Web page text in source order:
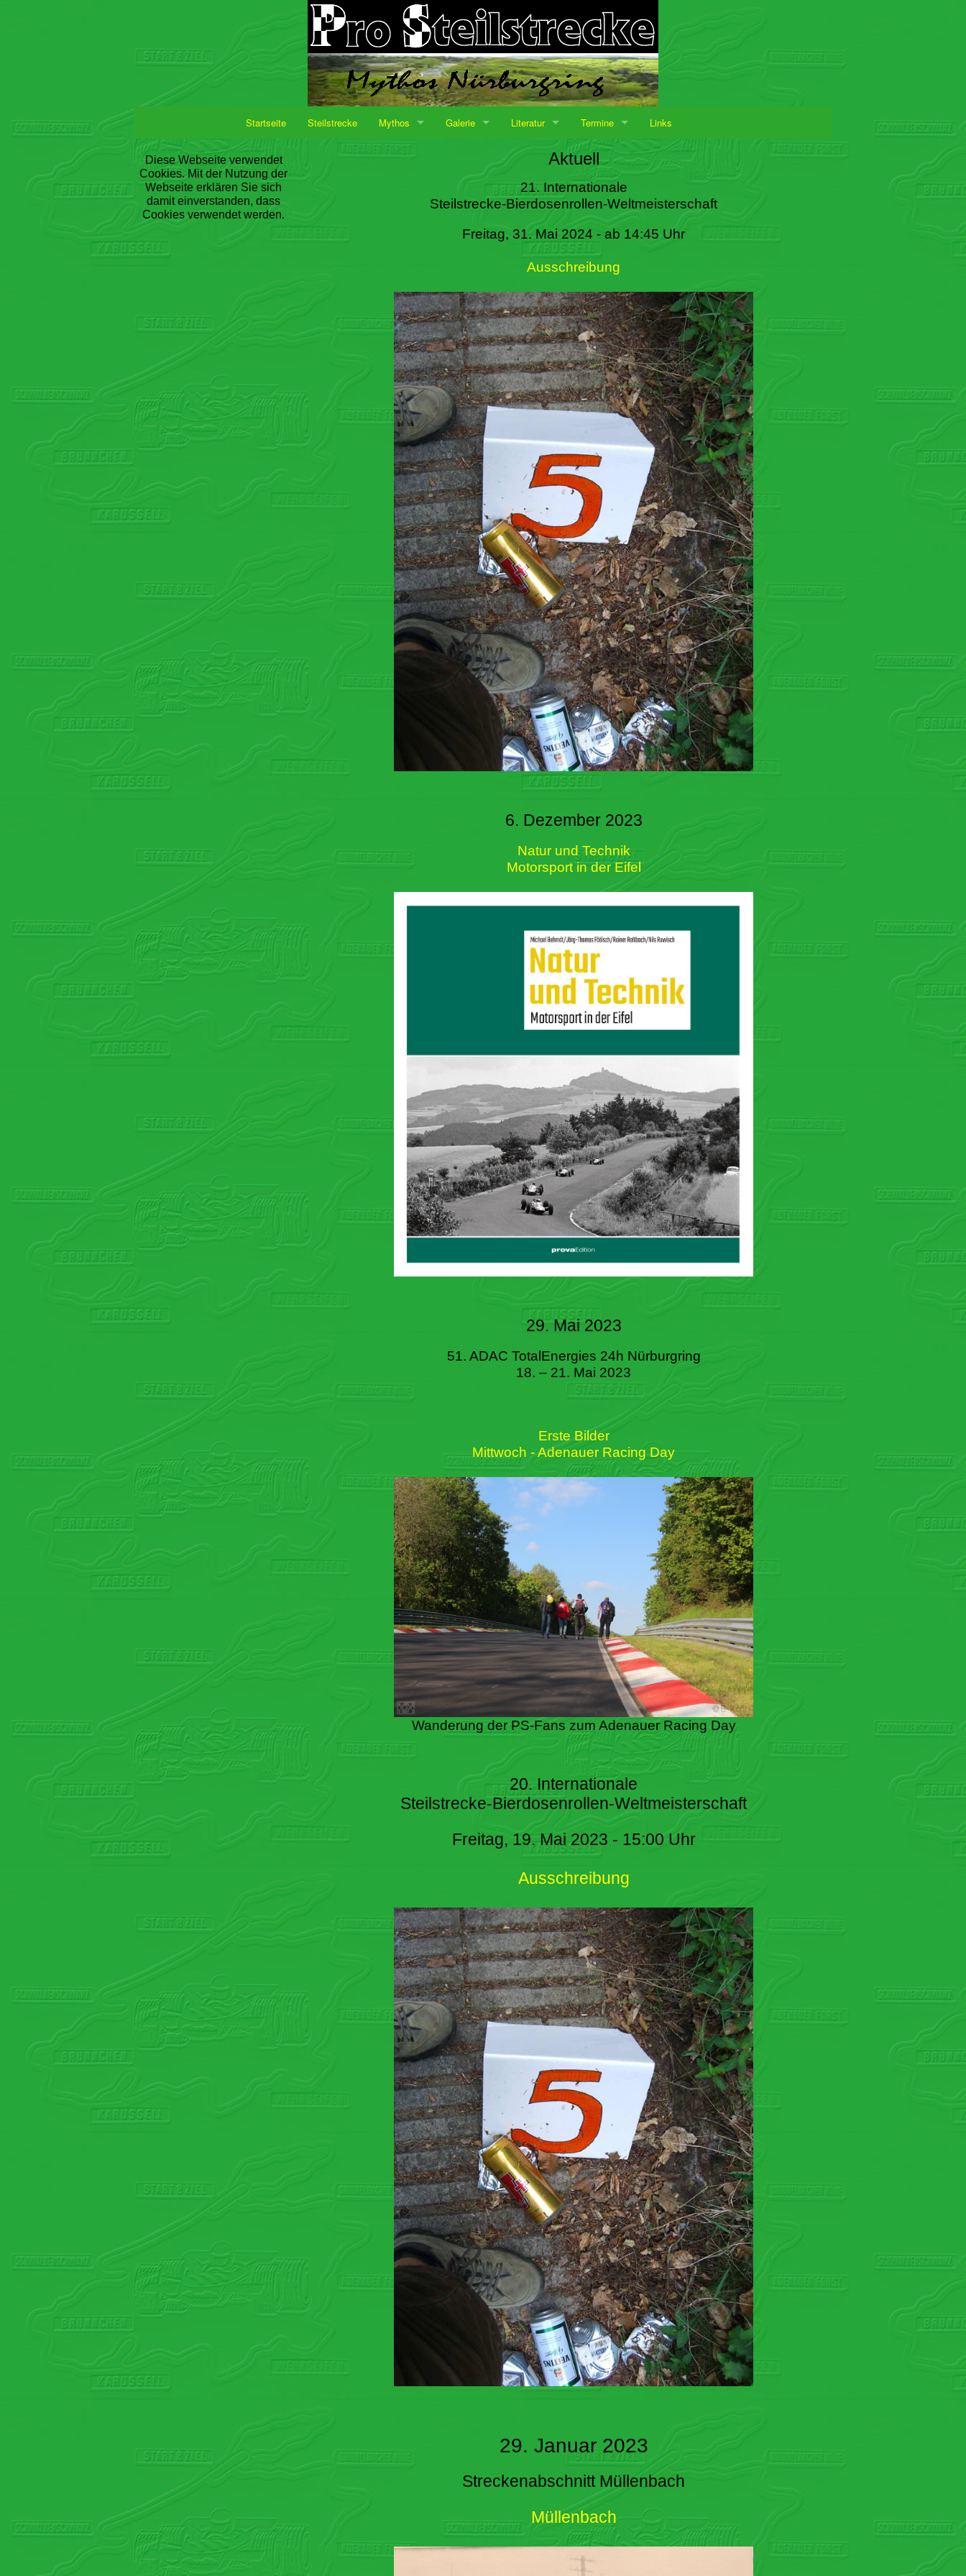
Startseite Steilstrecke Mythos Galerie Literatur Termine Links
Diese Webseite verwendet
Cookies. Mit der Nutzung der
Webseite erklären Sie sich
damit einverstanden, dass
Cookies verwendet werden.
Aktuell
21. Internationale
Steilstrecke-Bierdosenrollen-Weltmeisterschaft
Freitag, 31. Mai 2024 - ab 14:45 Uhr
Ausschreibung
6. Dezember 2023
Natur und Technik
Motorsport in der Eifel
29. Mai 2023
51. ADAC TotalEnergies 24h Nürburgring
18. – 21. Mai 2023
Erste Bilder
Mittwoch - Adenauer Racing Day
Wanderung der PS-Fans zum Adenauer Racing Day
20. Internationale
Steilstrecke-Bierdosenrollen-Weltmeisterschaft
Freitag, 19. Mai 2023 - 15:00 Uhr
Ausschreibung
29. Januar 2023
Streckenabschnitt Müllenbach
Müllenbach